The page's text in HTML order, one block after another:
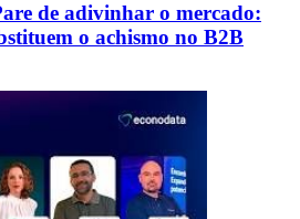
de adivinhar o mercado:
o achismo no B2B